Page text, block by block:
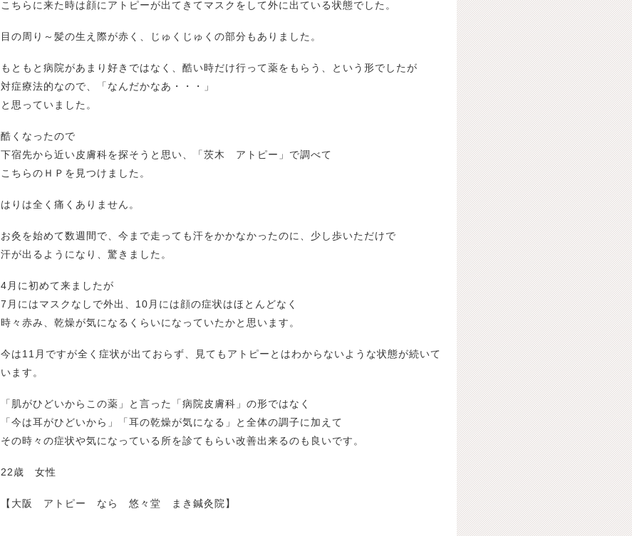
こちらに来た時は顔にアトピーが出てきてマスクをして外に出ている状態でした。
目の周り～髪の生え際が赤く、じゅくじゅくの部分もありました。
もともと病院があまり好きではなく、酷い時だけ行って薬をもらう、という形でしたが
対症療法的なので、「なんだかなあ・・・」
と思っていました。
酷くなったので
下宿先から近い皮膚科を探そうと思い、「茨木 アトピー」で調べて
こちらのＨＰを見つけました。
はりは全く痛くありません。
お灸を始めて数週間で、今まで走っても汗をかかなかったのに、少し歩いただけで
汗が出るようになり、驚きました。
4月に初めて来ましたが
7月にはマスクなしで外出、10月には顔の症状はほとんどなく
時々赤み、乾燥が気になるくらいになっていたかと思います。
今は11月ですが全く症状が出ておらず、見てもアトピーとはわからないような状態が続いて
います。
「肌がひどいからこの薬」と言った「病院皮膚科」の形ではなく
「今は耳がひどいから」「耳の乾燥が気になる」と全体の調子に加えて
その時々の症状や気になっている所を診てもらい改善出来るのも良いです。
22歳 女性
【大阪 アトピー なら 悠々堂 まき鍼灸院】